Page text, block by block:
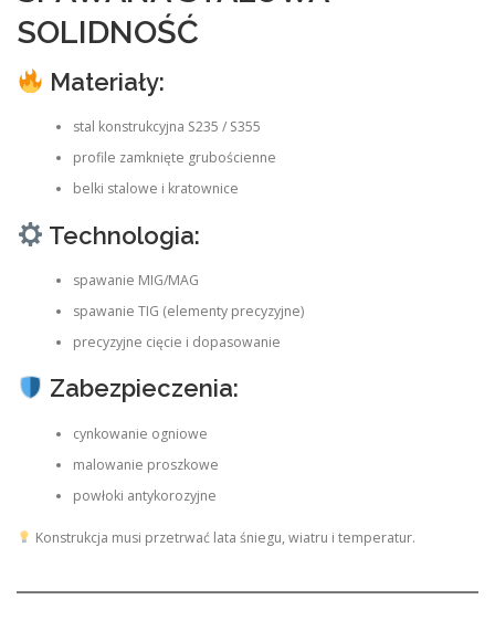
SOLIDNOŚĆ
Materiały:
stal konstrukcyjna S235 / S355
profile zamknięte grubościenne
belki stalowe i kratownice
Technologia:
spawanie MIG/MAG
spawanie TIG (elementy precyzyjne)
precyzyjne cięcie i dopasowanie
Zabezpieczenia:
cynkowanie ogniowe
malowanie proszkowe
powłoki antykorozyjne
Konstrukcja musi przetrwać lata śniegu, wiatru i temperatur.